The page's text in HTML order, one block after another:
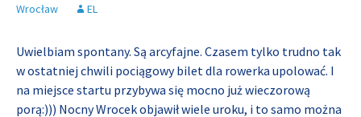
Wrocław
EL
Uwielbiam spontany. Są arcyfajne. Czasem tylko trudno tak
w ostatniej chwili pociągowy bilet dla rowerka upolować. I
na miejsce startu przybywa się mocno już wieczorową
porą:))) Nocny Wrocek objawił wiele uroku, i to samo można